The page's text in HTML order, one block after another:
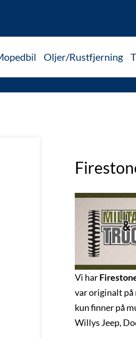
Oljer/Rustfjerning
Vi har
var originalt på
kun finner på
Willys Jeep,